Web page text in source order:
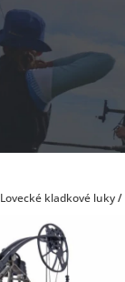
Lovecké kladkové luky/